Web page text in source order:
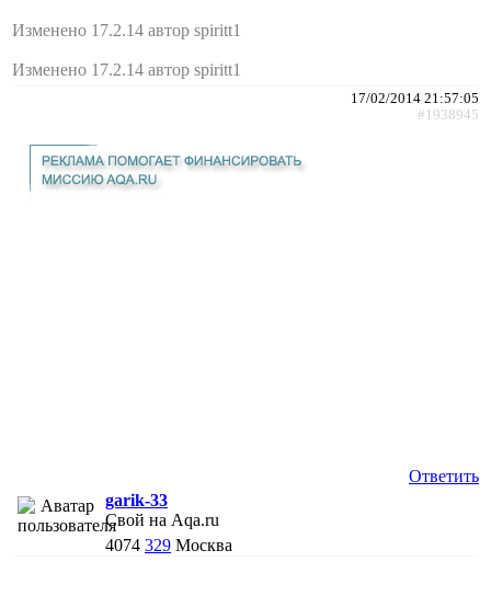
Изменено 17.2.14 автор spiritt1
Изменено 17.2.14 автор spiritt1
17/02/2014 21:57:05
#1938945
Ответить
garik-33
Свой на Aqa.ru
4074 329 Москва